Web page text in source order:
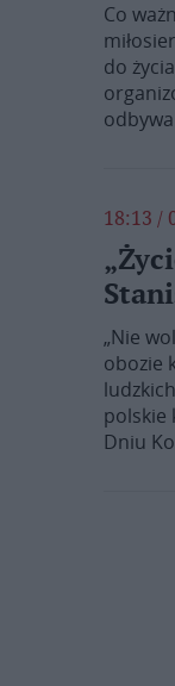
Co
do
18:13 /
„Nie
obozie
polskie
Dniu